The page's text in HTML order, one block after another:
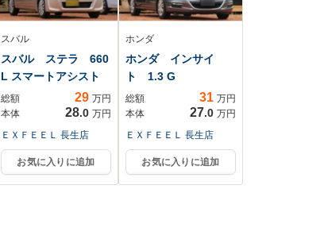
スバル
スバル ステラ 660
L スマートアシスト
総額 29 万円
本体
28.0 万円
ＥＸＦＥＥＬ 長生店
お気に入りに追加
ホンダ
ホンダ インサイ
ト 1.3 G
総額 31 万円
本体
27.0 万円
ＥＸＦＥＥＬ 長生店
お気に入りに追加